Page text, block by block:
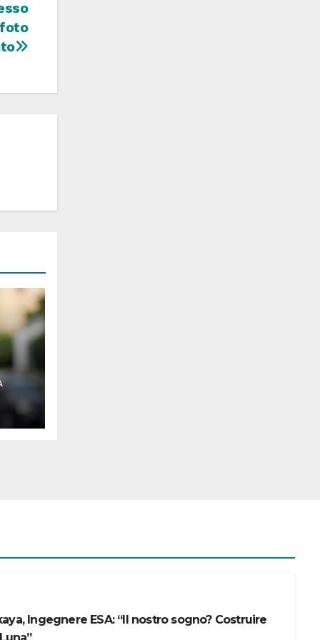
foto
Ingegnere ESA: “Il nostro sogno? Costruire